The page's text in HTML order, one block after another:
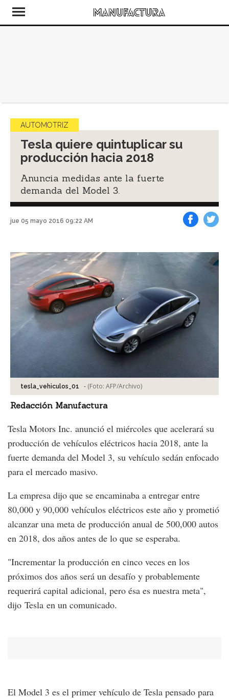
AUTOMOTRIZ
Tesla quiere quintuplicar su
producción hacia 2018
Anuncia medidas ante la fuerte
demanda del Model 3.
jue 05 mayo 2016 09:22 AM
tesla_vehiculos_01 - (Foto: AFP/Archivo)
Redacción Manufactura
Tesla Motors Inc. anunció el miércoles que acelerará su
producción de vehículos eléctricos hacia 2018, ante la
fuerte demanda del Model 3, su vehículo sedán enfocado
para el mercado masivo.
La empresa dijo que se encaminaba a entregar entre
80,000 y 90,000 vehículos eléctricos este año y prometió
alcanzar una meta de producción anual de 500,000 autos
en 2018, dos años antes de lo que se esperaba.
"Incrementar la producción en cinco veces en los
próximos dos años será un desafío y probablemente
requerirá capital adicional, pero ésa es nuestra meta",
dijo Tesla en un comunicado.
El Model 3 es el primer vehículo de Tesla pensado para